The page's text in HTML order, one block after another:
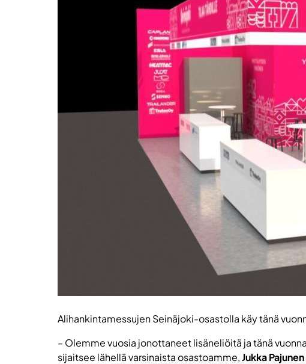
Alihankintamessujen Seinäjoki-osastolla käy tänä
– Olemme vuosia jonottaneet lisäneliöitä ja tänä
sijaitsee lähellä varsinaista osastoamme,Jukka Pajunen